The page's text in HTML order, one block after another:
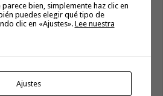
bien, simplemente haz clic en
puedes elegir qué tipo de
clic en «Ajustes». Lee nuestra
Ajustes